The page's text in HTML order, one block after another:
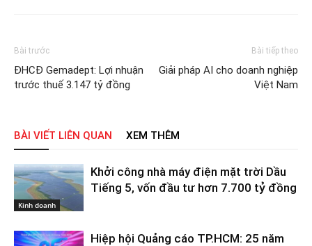
Bài trước
ĐHCĐ Gemadept: Lợi nhuận
trước thuế 3.147 tỷ đồng
Bài tiếp theo
Giải pháp AI cho doanh nghiệp
Việt Nam
BÀI VIẾT LIÊN QUAN XEM THÊM
Kinh doanh
Khởi công nhà máy điện mặt trời Dầu
Tiếng 5, vốn đầu tư hơn 7.700 tỷ đồng
Hiệp hội Quảng cáo TP.HCM: 25 năm